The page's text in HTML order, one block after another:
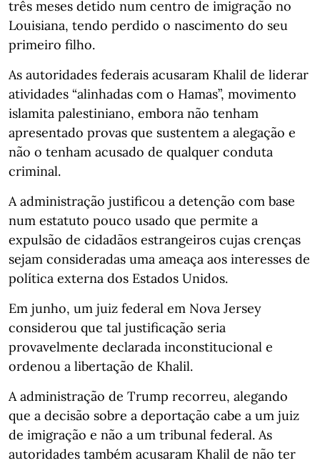
três meses detido num centro de imigração no
Louisiana, tendo perdido o nascimento do seu
primeiro filho.
As autoridades federais acusaram Khalil de liderar
atividades “alinhadas com o Hamas”, movimento
islamita palestiniano, embora não tenham
apresentado provas que sustentem a alegação e
não o tenham acusado de qualquer conduta
criminal.
A administração justificou a detenção com base
num estatuto pouco usado que permite a
expulsão de cidadãos estrangeiros cujas crenças
sejam consideradas uma ameaça aos interesses de
política externa dos Estados Unidos.
Em junho, um juiz federal em Nova Jersey
considerou que tal justificação seria
provavelmente declarada inconstitucional e
ordenou a libertação de Khalil.
A administração de Trump recorreu, alegando
que a decisão sobre a deportação cabe a um juiz
de imigração e não a um tribunal federal. As
autoridades também acusaram Khalil de não ter